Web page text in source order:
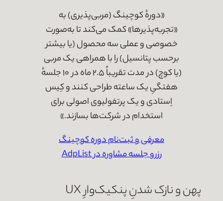
«دورهٔ کوچینگ (مربی‌پذیری) به
«تجربه‌پذیر‌ها» کمک می‌کند تا به‌صورت
خصوصی و عملی سه محصول (یا بیشتر
برحسب پتانسیل) را با همراهی یک مربی
(یا کوچ) در مدت تقریباً ۲.۵ ماه در ۱۰ جلسهٔ
هفتگیِ یک ساعته طراحی کنند و کِیس‌
اِستادی و یک پرتفولیوی اصولی برای
استخدام در شرکت‌ها بسازند.»
معرفی و ثبت‌نام دوره کوچینگ
رزرو جلسه مشاوره در AdpList
پهن و نازک شدنِ پنکیک‌وارِ UX